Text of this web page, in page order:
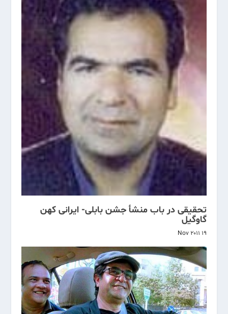
تحقیقی در باب منشأ جشن بابلی- ایرانی کهن
گاوگیل
19 Nov 2011